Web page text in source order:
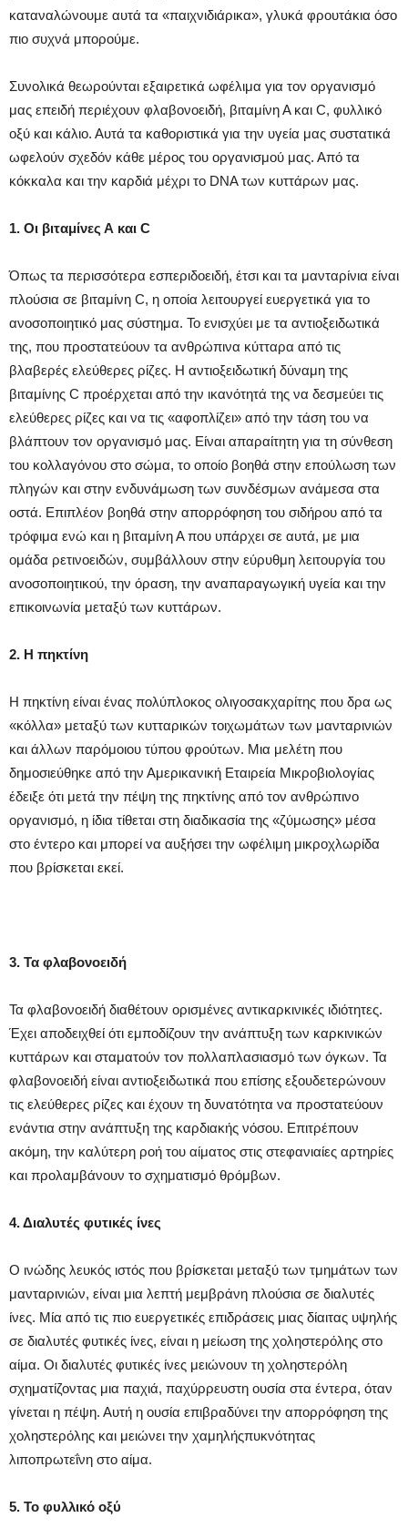
καταναλώνουμε αυτά τα «παιχνιδιάρικα», γλυκά φρουτάκια όσο
πιο συχνά μπορούμε.
Συνολικά θεωρούνται εξαιρετικά ωφέλιμα για τον οργανισμό
μας επειδή περιέχουν φλαβονοειδή, βιταμίνη Α και C, φυλλικό
οξύ και κάλιο. Αυτά τα καθοριστικά για την υγεία μας συστατικά
ωφελούν σχεδόν κάθε μέρος του οργανισμού μας. Από τα
κόκκαλα και την καρδιά μέχρι το DNA των κυττάρων μας.
1. Οι βιταμίνες Α και C
Όπως τα περισσότερα εσπεριδοειδή, έτσι και τα μανταρίνια είναι
πλούσια σε βιταμίνη C, η οποία λειτουργεί ευεργετικά για το
ανοσοποιητικό μας σύστημα. Το ενισχύει με τα αντιοξειδωτικά
της, που προστατεύουν τα ανθρώπινα κύτταρα από τις
βλαβερές ελεύθερες ρίζες. Η αντιοξειδωτική δύναμη της
βιταμίνης C προέρχεται από την ικανότητά της να δεσμεύει τις
ελεύθερες ρίζες και να τις «αφοπλίζει» από την τάση του να
βλάπτουν τον οργανισμό μας. Είναι απαραίτητη για τη σύνθεση
του κολλαγόνου στο σώμα, το οποίο βοηθά στην επούλωση των
πληγών και στην ενδυνάμωση των συνδέσμων ανάμεσα στα
οστά. Επιπλέον βοηθά στην απορρόφηση του σιδήρου από τα
τρόφιμα ενώ και η βιταμίνη Α που υπάρχει σε αυτά, με μια
ομάδα ρετινοειδών, συμβάλλουν στην εύρυθμη λειτουργία του
ανοσοποιητικού, την όραση, την αναπαραγωγική υγεία και την
επικοινωνία μεταξύ των κυττάρων.
2. Η πηκτίνη
Η πηκτίνη είναι ένας πολύπλοκος ολιγοσακχαρίτης που δρα ως
«κόλλα» μεταξύ των κυτταρικών τοιχωμάτων των μανταρινιών
και άλλων παρόμοιου τύπου φρούτων. Μια μελέτη που
δημοσιεύθηκε από την Αμερικανική Εταιρεία Μικροβιολογίας
έδειξε ότι μετά την πέψη της πηκτίνης από τον ανθρώπινο
οργανισμό, η ίδια τίθεται στη διαδικασία της «ζύμωσης» μέσα
στο έντερο και μπορεί να αυξήσει την ωφέλιμη μικροχλωρίδα
που βρίσκεται εκεί.
3. Τα φλαβονοειδή
Τα φλαβονοειδή διαθέτουν ορισμένες αντικαρκινικές ιδιότητες.
Έχει αποδειχθεί ότι εμποδίζουν την ανάπτυξη των καρκινικών
κυττάρων και σταματούν τον πολλαπλασιασμό των όγκων. Τα
φλαβονοειδή είναι αντιοξειδωτικά που επίσης εξουδετερώνουν
τις ελεύθερες ρίζες και έχουν τη δυνατότητα να προστατεύουν
ενάντια στην ανάπτυξη της καρδιακής νόσου. Επιτρέπουν
ακόμη, την καλύτερη ροή του αίματος στις στεφανιαίες αρτηρίες
και προλαμβάνουν το σχηματισμό θρόμβων.
4. Διαλυτές φυτικές ίνες
Ο ινώδης λευκός ιστός που βρίσκεται μεταξύ των τμημάτων των
μανταρινιών, είναι μια λεπτή μεμβράνη πλούσια σε διαλυτές
ίνες. Μία από τις πιο ευεργετικές επιδράσεις μιας δίαιτας υψηλής
σε διαλυτές φυτικές ίνες, είναι η μείωση της χοληστερόλης στο
αίμα. Οι διαλυτές φυτικές ίνες μειώνουν τη χοληστερόλη
σχηματίζοντας μια παχιά, παχύρρευστη ουσία στα έντερα, όταν
γίνεται η πέψη. Αυτή η ουσία επιβραδύνει την απορρόφηση της
χοληστερόλης και μειώνει την χαμηλήςπυκνότητας
λιποπρωτεΐνη στο αίμα.
5. Το φυλλικό οξύ